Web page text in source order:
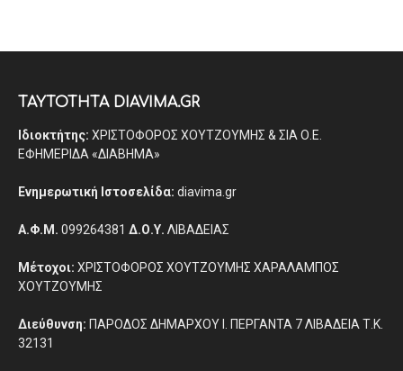
ΤΑΥΤΟΤΗΤΑ DIAVIMA.GR
Ιδιοκτήτης: ΧΡΙΣΤΟΦΟΡΟΣ ΧΟΥΤΖΟΥΜΗΣ & ΣΙΑ Ο.Ε.
ΕΦΗΜΕΡΙΔΑ «ΔΙΑΒΗΜΑ»
Ενημερωτική Ιστοσελίδα: diavima.gr
Α.Φ.Μ. 099264381 Δ.Ο.Υ. ΛΙΒΑΔΕΙΑΣ
Μέτοχοι: ΧΡΙΣΤΟΦΟΡΟΣ ΧΟΥΤΖΟΥΜΗΣ ΧΑΡΑΛΑΜΠΟΣ
ΧΟΥΤΖΟΥΜΗΣ
Διεύθυνση: ΠΑΡΟΔΟΣ ΔΗΜΑΡΧΟΥ Ι. ΠΕΡΓΑΝΤΑ 7 ΛΙΒΑΔΕΙΑ Τ.Κ.
32131